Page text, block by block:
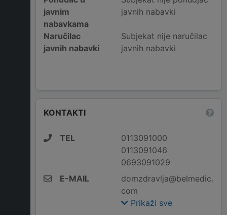
javnim
nabavkama
javnih nabavki
Naručilac
javnih nabavki
Subjekat nije naručilac
javnih nabavki
KONTAKTI
TEL
0113091000
0113091046
0693091029
E-MAIL
domzdravlja@belmedic.
com
Prikaži sve